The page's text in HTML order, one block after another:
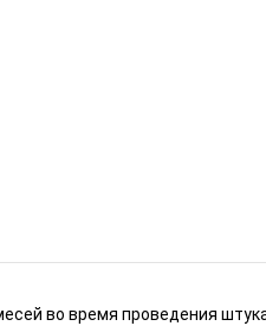
во время проведения